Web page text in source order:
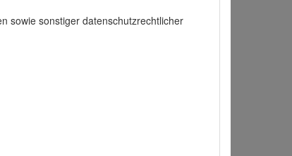
sowie sonstiger datenschutzrechtlicher